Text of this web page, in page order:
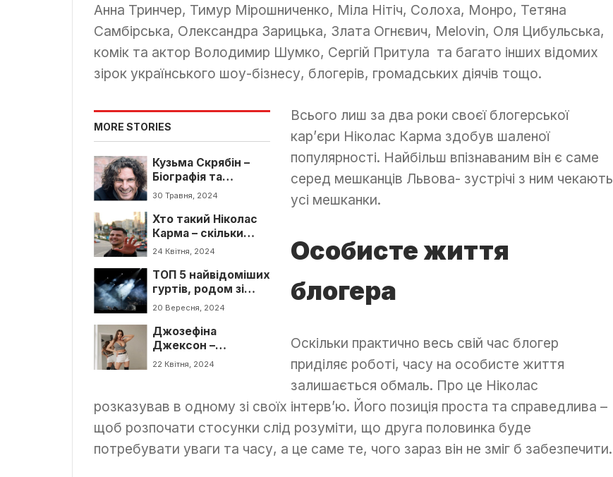
Анна Тринчер, Тимур Мірошниченко, Міла Нітіч, Солоха, Монро, Тетяна
Самбірська, Олександра Зарицька, Злата Огнєвич, Melovin, Оля Цибульська,
комік та актор Володимир Шумко, Сергій Притула та багато інших відомих
зірок українського шоу-бізнесу, блогерів, громадських діячів тощо.
MORE STORIES
Кузьма Скрябін –
Біографія та
творчість. Цікаві
30 Травня, 2024
Хто такий Ніколас
Карма – скільки
коштує Лук
24 Квітня, 2024
ТОП 5 найвідоміших
гуртів, родом зі
Львова
20 Вересня, 2024
Джозефіна
Джексон –
біографія, фільми й
22 Квітня, 2024
Всього лиш за два роки своєї блогерської
карʼєри Ніколас Карма здобув шаленої
популярності. Найбільш впізнаваним він є саме
серед мешканців Львова- зустрічі з ним чекають
усі мешканки.
Особисте життя
блогера
Оскільки практично весь свій час блогер
приділяє роботі, часу на особисте життя
залишається обмаль. Про це Ніколас
розказував в одному зі своїх інтервʼю. Його позиція проста та справедлива –
щоб розпочати стосунки слід розуміти, що друга половинка буде
потребувати уваги та часу, а це саме те, чого зараз він не зміг б забезпечити.